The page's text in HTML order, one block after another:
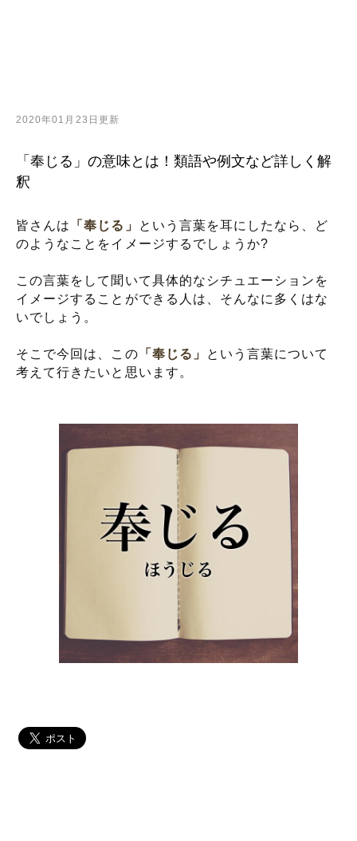
2020年01月23日更新
「奉じる」の意味とは！類語や例文など詳しく解
釈
皆さんは 「奉じる」
という言葉を耳にしたなら、ど
のようなことをイメージするでしょうか?
この言葉をして聞いて具体的なシチュエーションを
イメージすることができる人は、そんなに多くはな
いでしょう。
そこで今回は、この 「奉じる」
という言葉について
考えて行きたいと思います。